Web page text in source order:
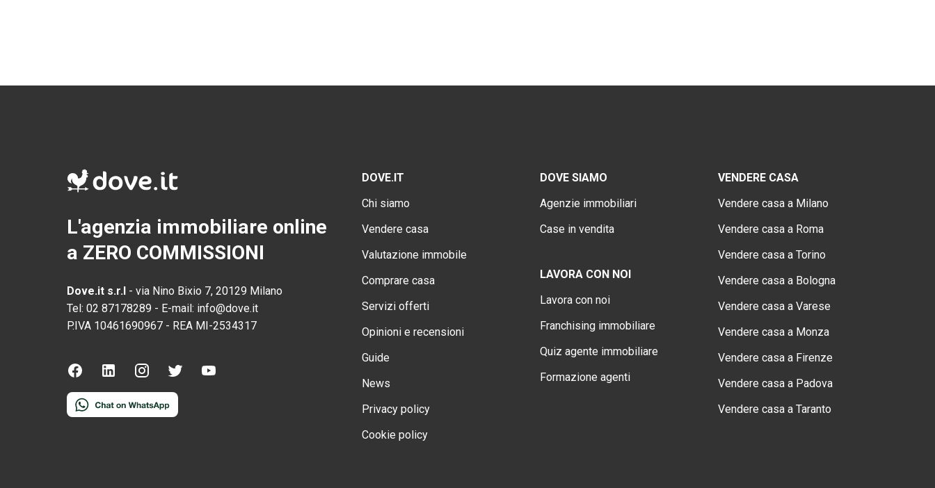
L'agenzia immobiliare online
a ZERO COMMISSIONI
Dove.it s.r.l - via Nino Bixio 7, 20129 Milano
Tel: 02 87178289 - E-mail: info@dove.it
P.IVA 10461690967 - REA MI-2534317
DOVE.IT
Chi siamo
Vendere casa
Valutazione immobile
Comprare casa
Servizi offerti
Opinioni e recensioni
Guide
News
Privacy policy
Cookie policy
DOVE SIAMO
Agenzie immobiliari
Case in vendita
LAVORA CON NOI
Lavora con noi
Franchising immobiliare
Quiz agente immobiliare
Formazione agenti
VENDERE CASA
Vendere casa a Milano
Vendere casa a Roma
Vendere casa a Torino
Vendere casa a Bologna
Vendere casa a Varese
Vendere casa a Monza
Vendere casa a Firenze
Vendere casa a Padova
Vendere casa a Taranto